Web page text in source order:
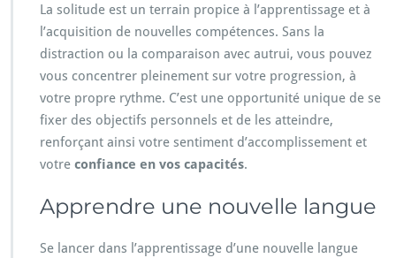
La solitude est un terrain propice à l’apprentissage et à
l’acquisition de nouvelles compétences. Sans la
distraction ou la comparaison avec autrui, vous pouvez
vous concentrer pleinement sur votre progression, à
votre propre rythme. C’est une opportunité unique de se
fixer des objectifs personnels et de les atteindre,
renforçant ainsi votre sentiment d’accomplissement et
votre confiance en vos capacités.
Apprendre une nouvelle langue
Se lancer dans l’apprentissage d’une nouvelle langue